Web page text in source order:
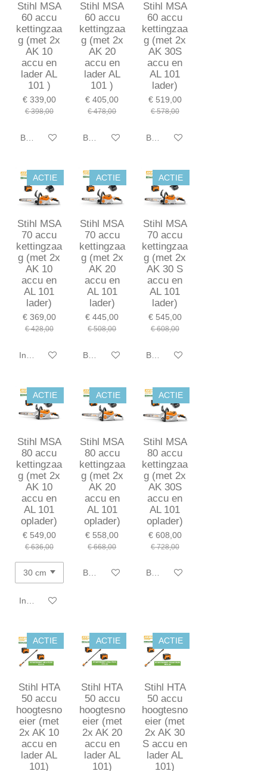
Stihl MSA
60 accu
kettingzaa
g (met 2x
AK 10
accu en
lader AL
101 )
€ 339,00
€ 398,00
Bekijk details
Stihl MSA
60 accu
kettingzaa
g (met 2x
AK 20
accu en
lader AL
101 )
€ 405,00
€ 478,00
Bekijk details
Stihl MSA
60 accu
kettingzaa
g (met 2x
AK 30S
accu en
AL 101
lader)
€ 519,00
€ 578,00
Bekijk details
ACTIE
Stihl MSA
70 accu
kettingzaa
g (met 2x
AK 10
accu en
AL 101
lader)
€ 369,00
€ 428,00
In winkelwagen
ACTIE
Stihl MSA
70 accu
kettingzaa
g (met 2x
AK 20
accu en
AL 101
lader)
€ 445,00
€ 508,00
Bekijk details
ACTIE
Stihl MSA
70 accu
kettingzaa
g (met 2x
AK 30 S
accu en
AL 101
lader)
€ 545,00
€ 608,00
Bekijk details
ACTIE
Stihl MSA
80 accu
kettingzaa
g (met 2x
AK 10
accu en
AL 101
oplader)
€ 549,00
€ 636,00
In winkelwagen
ACTIE
Stihl MSA
80 accu
kettingzaa
g (met 2x
AK 20
accu en
AL 101
oplader)
€ 558,00
€ 668,00
Bekijk details
ACTIE
Stihl MSA
80 accu
kettingzaa
g (met 2x
AK 30S
accu en
AL 101
oplader)
€ 608,00
€ 728,00
Bekijk details
ACTIE
Stihl HTA
50 accu
hoogtesno
eier (met
2x AK 10
accu en
lader AL
101)
ACTIE
Stihl HTA
50 accu
hoogtesno
eier (met
2x AK 20
accu en
lader AL
101)
ACTIE
Stihl HTA
50 accu
hoogtesno
eier (met
2x AK 30
S accu en
lader AL
101)